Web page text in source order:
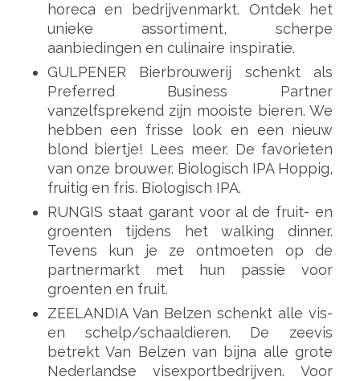
horeca en bedrijvenmarkt. Ontdek het
unieke assortiment, scherpe
aanbiedingen en culinaire inspiratie.
GULPENER Bierbrouwerij schenkt als
Preferred Business Partner
vanzelfsprekend zijn mooiste bieren. We
hebben een frisse look en een nieuw
blond biertje! Lees meer. De favorieten
van onze brouwer. Biologisch IPA Hoppig,
fruitig en fris. Biologisch IPA.
RUNGIS staat garant voor al de fruit- en
groenten tijdens het walking dinner.
Tevens kun je ze ontmoeten op de
partnermarkt met hun passie voor
groenten en fruit.
ZEELANDIA Van Belzen schenkt alle vis-
en schelp/schaaldieren. De zeevis
betrekt Van Belzen van bijna alle grote
Nederlandse visexportbedrijven. Voor